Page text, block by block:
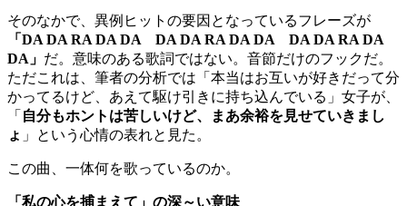
そのなかで、異例ヒットの要因となっているフレーズが
「DA DA RA DA DA DA DA RA DA DA DA DA RA DA
DA」 だ。意味のある歌詞ではない。音節だけのフックだ。
ただこれは、筆者の分析では「本当はお互いが好きだって分
かってるけど、あえて駆け引きに持ち込んでいる」女子が、
「 自分もホントは苦しいけど、まあ余裕を見せていきまし
ょ 」という心情の表れと見た。
この曲、一体何を歌っているのか。
「私の心を捕まえて」の深～い意味